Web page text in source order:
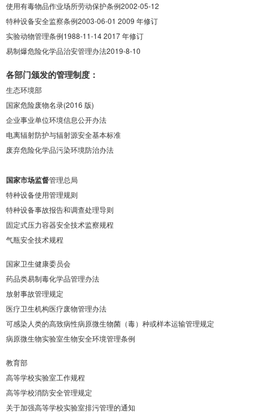
使用有毒物品作业场所劳动保护条例2002-05-12
特种设备安全监察条例2003-06-01 2009 年修订
实验动物管理条例1988-11-14 2017 年修订
易制爆危险化学品治安管理办法2019-8-10
各部门颁发的管理制度：
生态环境部
国家危险废物名录(2016 版)
企业事业单位环境信息公开办法
电离辐射防护与辐射源安全基本标准
废弃危险化学品污染环境防治办法
国家市场监督管理总局
特种设备使用管理规则
特种设备事故报告和调查处理导则
固定式压力容器安全技术监察规程
气瓶安全技术规程
国家卫生健康委员会
药品类易制毒化学品管理办法
放射事故管理规定
医疗卫生机构医疗废物管理办法
可感染人类的高致病性病原微生物菌（毒）种或样本运输管理规定
病原微生物实验室生物安全环境管理条例
教育部
高等学校实验室工作规程
高等学校消防安全管理规定
关于加强高等学校实验室排污管理的通知